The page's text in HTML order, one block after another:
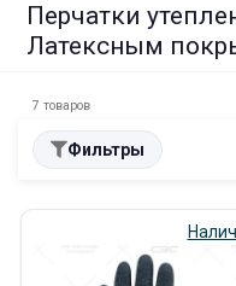
Перчатки
Латексным
7 товаров
Фильтры